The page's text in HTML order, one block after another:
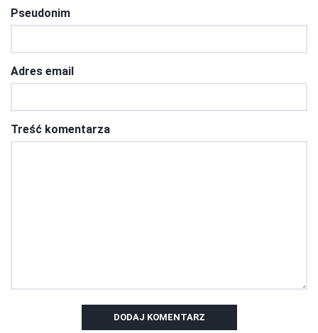
Pseudonim
Adres email
Treść komentarza
DODAJ KOMENTARZ